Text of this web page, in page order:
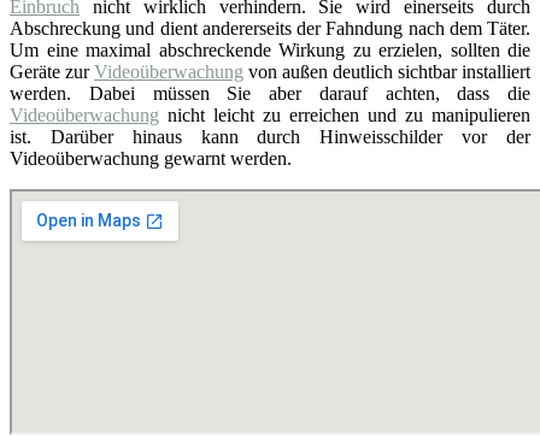
Einbruch nicht wirklich verhindern. Sie wird einerseits durch
Abschreckung und dient andererseits der Fahndung nach dem Täter.
Um eine maximal abschreckende Wirkung zu erzielen, sollten die
Geräte zurVideoüberwachung von außen deutlich sichtbar installiert
werden. Dabei müssen Sie aber darauf achten, dass die
Videoüberwachung nicht leicht zu erreichen und zu manipulieren
ist. Darüber hinaus kann durch Hinweisschilder vor der
Videoüberwachung gewarnt werden.